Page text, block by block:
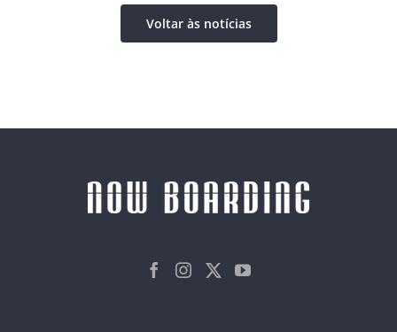
Voltar às notícias